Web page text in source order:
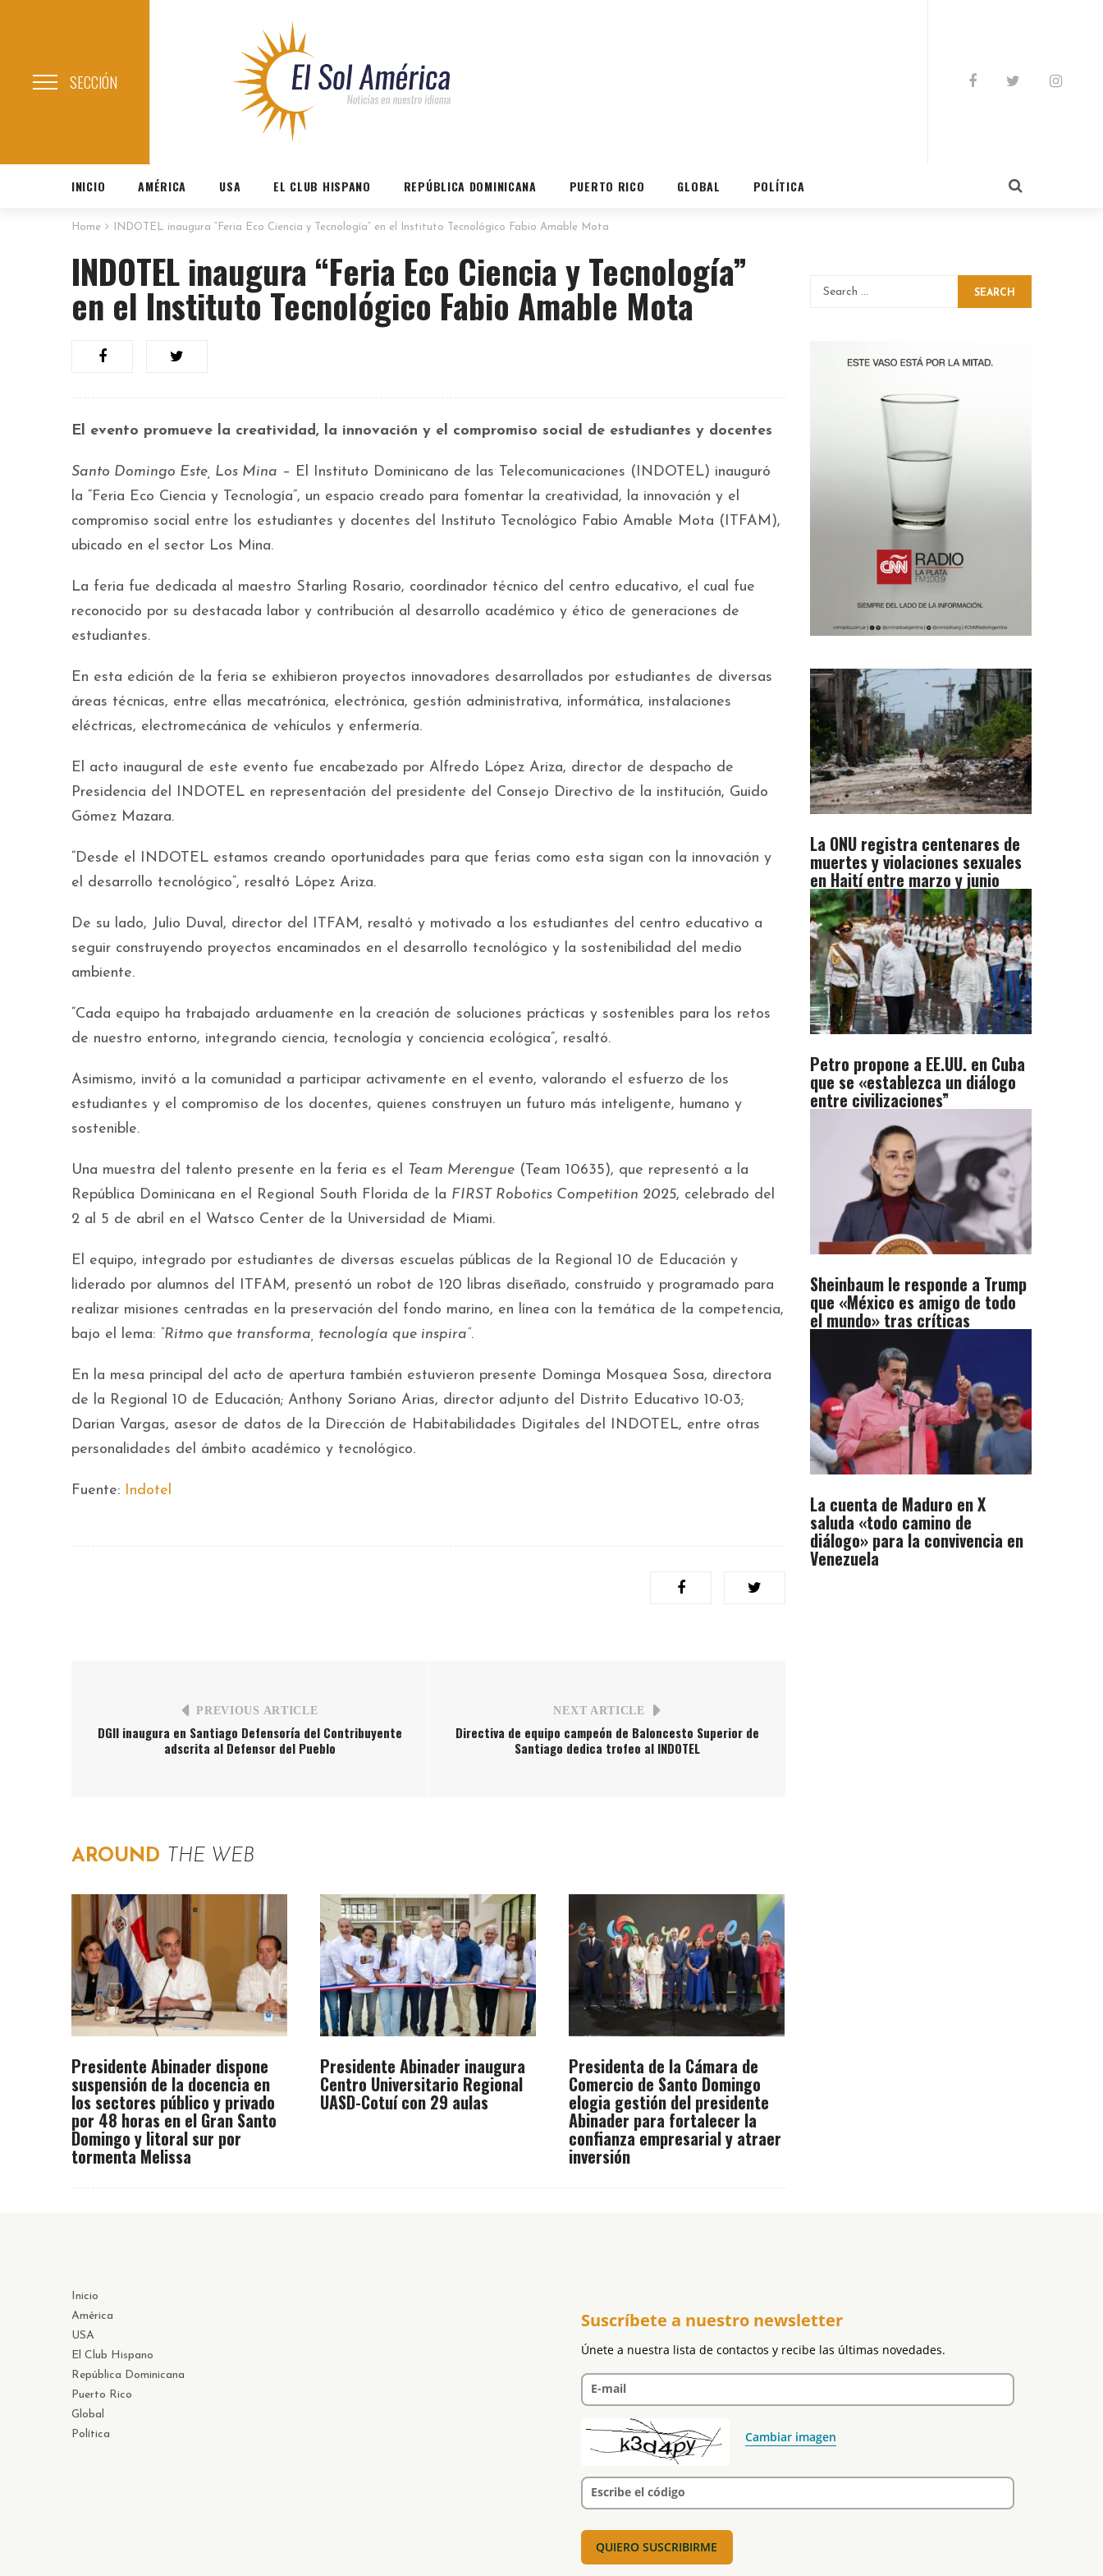
SECCIÓN
INICIO AMÉRICA USA EL CLUB HISPANO REPÚBLICA DOMINICANA PUERTO RICO GLOBAL POLÍTICA
Home INDOTEL inaugura “Feria Eco Ciencia y Tecnología” en el Instituto Tecnológico Fabio Amable Mota
INDOTEL inaugura “Feria Eco Ciencia y Tecnología”
en el Instituto Tecnológico Fabio Amable Mota
El evento promueve la creatividad, la innovación y el compromiso social de estudiantes y docentes
Santo Domingo Este, Los Mina – El Instituto Dominicano de las Telecomunicaciones (INDOTEL) inauguró
la “Feria Eco Ciencia y Tecnología”, un espacio creado para fomentar la creatividad, la innovación y el
compromiso social entre los estudiantes y docentes del Instituto Tecnológico Fabio Amable Mota (ITFAM),
ubicado en el sector Los Mina.
La feria fue dedicada al maestro Starling Rosario, coordinador técnico del centro educativo, el cual fue
reconocido por su destacada labor y contribución al desarrollo académico y ético de generaciones de
estudiantes.
En esta edición de la feria se exhibieron proyectos innovadores desarrollados por estudiantes de diversas
áreas técnicas, entre ellas mecatrónica, electrónica, gestión administrativa, informática, instalaciones
eléctricas, electromecánica de vehículos y enfermería.
El acto inaugural de este evento fue encabezado por Alfredo López Ariza, director de despacho de
Presidencia del INDOTEL en representación del presidente del Consejo Directivo de la institución, Guido
Gómez Mazara.
“Desde el INDOTEL estamos creando oportunidades para que ferias como esta sigan con la innovación y
el desarrollo tecnológico”, resaltó López Ariza.
De su lado, Julio Duval, director del ITFAM, resaltó y motivado a los estudiantes del centro educativo a
seguir construyendo proyectos encaminados en el desarrollo tecnológico y la sostenibilidad del medio
ambiente.
“Cada equipo ha trabajado arduamente en la creación de soluciones prácticas y sostenibles para los retos
de nuestro entorno, integrando ciencia, tecnología y conciencia ecológica”, resaltó.
Asimismo, invitó a la comunidad a participar activamente en el evento, valorando el esfuerzo de los
estudiantes y el compromiso de los docentes, quienes construyen un futuro más inteligente, humano y
sostenible.
Una muestra del talento presente en la feria es el Team Merengue (Team 10635), que representó a la
República Dominicana en el Regional South Florida de la FIRST Robotics Competition 2025, celebrado del
2 al 5 de abril en el Watsco Center de la Universidad de Miami.
El equipo, integrado por estudiantes de diversas escuelas públicas de la Regional 10 de Educación y
liderado por alumnos del ITFAM, presentó un robot de 120 libras diseñado, construido y programado para
realizar misiones centradas en la preservación del fondo marino, en línea con la temática de la competencia,
bajo el lema: “Ritmo que transforma, tecnología que inspira”.
En la mesa principal del acto de apertura también estuvieron presente Dominga Mosquea Sosa, directora
de la Regional 10 de Educación; Anthony Soriano Arias, director adjunto del Distrito Educativo 10-03;
Darian Vargas, asesor de datos de la Dirección de Habitabilidades Digitales del INDOTEL, entre otras
personalidades del ámbito académico y tecnológico.
Fuente: Indotel
PREVIOUS ARTICLE
DGII inaugura en Santiago Defensoría del Contribuyente
adscrita al Defensor del Pueblo
NEXT ARTICLE
Directiva de equipo campeón de Baloncesto Superior de
Santiago dedica trofeo al INDOTEL
AROUND THE WEB
Presidente Abinader dispone
suspensión de la docencia en
los sectores público y privado
por 48 horas en el Gran Santo
Domingo y litoral sur por
tormenta Melissa
Presidente Abinader inaugura
Centro Universitario Regional
UASD-Cotuí con 29 aulas
Presidenta de la Cámara de
Comercio de Santo Domingo
elogia gestión del presidente
Abinader para fortalecer la
confianza empresarial y atraer
inversión
SEARCH
La ONU registra centenares de
muertes y violaciones sexuales
en Haití entre marzo y junio
Petro propone a EE.UU. en Cuba
que se «establezca un diálogo
entre civilizaciones”
Sheinbaum le responde a Trump
que «México es amigo de todo
el mundo» tras críticas
La cuenta de Maduro en X
saluda «todo camino de
diálogo» para la convivencia en
Venezuela
Inicio
América
USA
El Club Hispano
República Dominicana
Puerto Rico
Global
Política
Suscríbete a nuestro newsletter
Únete a nuestra lista de contactos y recibe las últimas novedades.
E-mail
Cambiar imagen
Escribe el código